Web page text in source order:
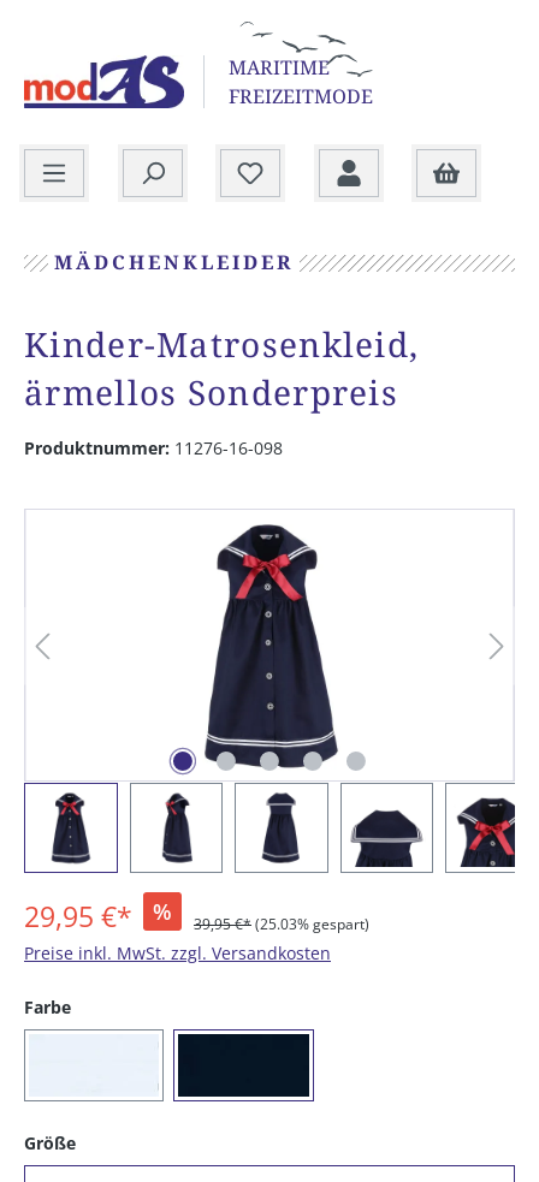
MARITIME
FREIZEITMODE
MÄDCHENKLEIDER
Kinder-Matrosenkleid,
ärmellos Sonderpreis
Produktnummer: 11276-16-098
29,95 €* % 39,95 €*(25.03% gespart)
Preise inkl. MwSt. zzgl. Versandkosten
Farbeauswählen
Größeauswählen